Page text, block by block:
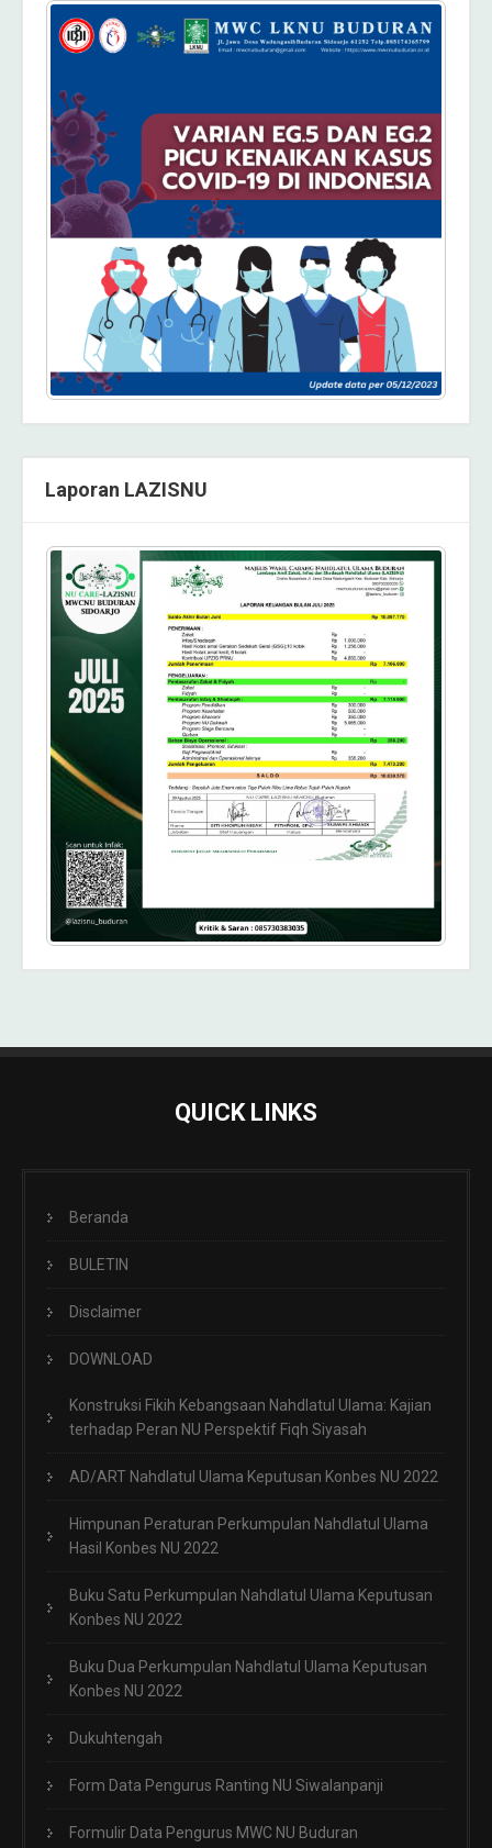
Laporan LAZISNU
QUICK LINKS
Beranda
BULETIN
Disclaimer
DOWNLOAD
Konstruksi Fikih Kebangsaan Nahdlatul Ulama: Kajian
terhadap Peran NU Perspektif Fiqh Siyasah
AD/ART Nahdlatul Ulama Keputusan Konbes NU 2022
Himpunan Peraturan Perkumpulan Nahdlatul Ulama
Hasil Konbes NU 2022
Buku Satu Perkumpulan Nahdlatul Ulama Keputusan
Konbes NU 2022
Buku Dua Perkumpulan Nahdlatul Ulama Keputusan
Konbes NU 2022
Dukuhtengah
Form Data Pengurus Ranting NU Siwalanpanji
Formulir Data Pengurus MWC NU Buduran